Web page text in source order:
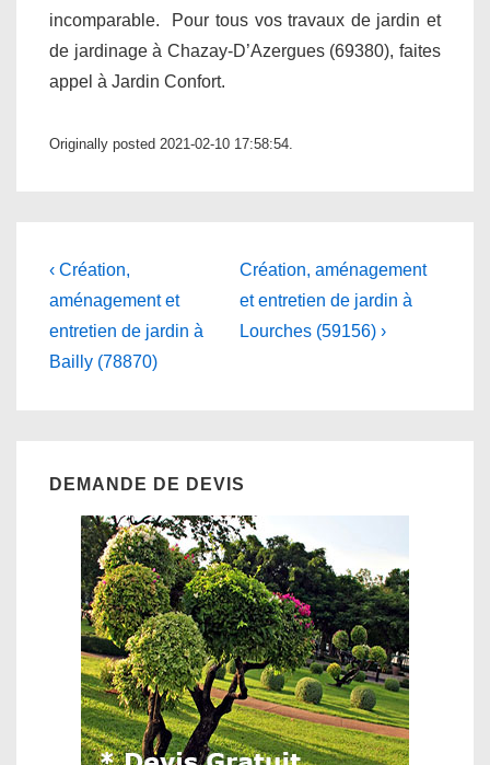
incomparable. Pour tous vos travaux de jardin et
de jardinage à Chazay-D’Azergues (69380), faites
appel à Jardin Confort.
Originally posted 2021-02-10 17:58:54.
Navigation
de
l’article
Previous
Post
is
‹ Création,
aménagement et
entretien de jardin à
Bailly (78870)
Next
Post
is
Création, aménagement
et entretien de jardin à
Lourches (59156) ›
DEMANDE DE DEVIS